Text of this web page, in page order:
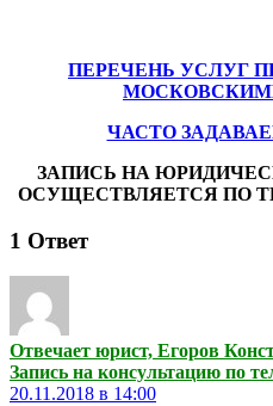
ПЕРЕЧЕНЬ УСЛУГ
ЧАСТО
ЗАПИСЬ НА
ОСУЩЕСТВЛЯЕТСЯ ПО
1 Ответ
Отвечает юрист, Егоров
Запись на консультацию по
20.11.2018 в 14:00